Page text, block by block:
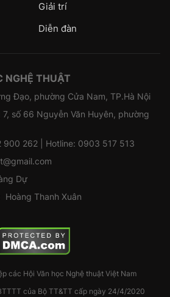
Giải trí
Diễn đàn
NGHỆ THUẬT
Đạo, phường Cửa Nam, TP.Hà Nội
7, số 66 Nguyễn Văn Huyên, phường
900 262 | Hotline: 0903 517 513
Dự
Hoàng Thanh Xuân
các Hội Văn học Nghệ thuật Việt Nam
của Bộ TT&TT cấp ngày 24/4/2020